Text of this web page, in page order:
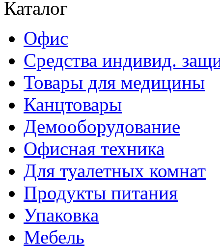
Каталог
Офис
Средства индивид.
Товары для медицины
Канцтовары
Демооборудование
Офисная техника
Для туалетных комнат
Продукты питания
Упаковка
Мебель